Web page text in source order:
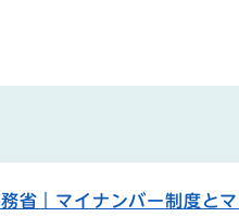
省｜マイナンバー制度と